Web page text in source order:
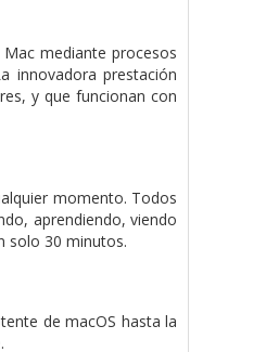
mediante procesos
innovadora prestación
y que funcionan con
momento. Todos
aprendiendo, viendo
solo 30 minutos.
de macOS hasta la